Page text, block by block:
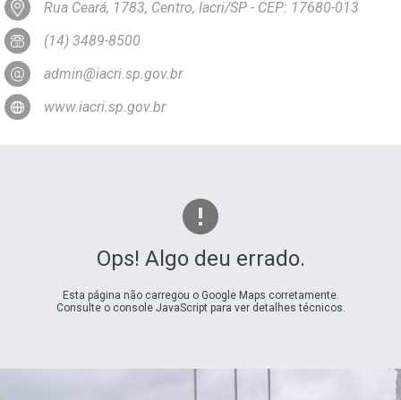
Rua Ceará, 1783, Centro, Iacri/SP - CEP: 17680-013
(14) 3489-8500
admin@iacri.sp.gov.br
www.iacri.sp.gov.br
Ops! Algo deu errado.
Esta página não carregou o Google Maps corretamente.
Consulte o console JavaScript para ver detalhes técnicos.